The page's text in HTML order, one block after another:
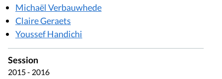
Michaël Verbauwhede
Claire Geraets
Youssef Handichi
Session
2015 - 2016